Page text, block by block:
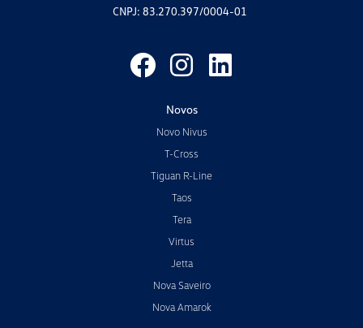
CNPJ: 83.270.397/0004-01
Novos
Novo Nivus
T-Cross
Tiguan R-Line
Taos
Tera
Virtus
Jetta
Nova Saveiro
Nova Amarok